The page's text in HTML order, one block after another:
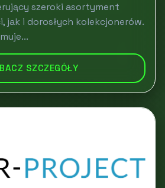
szeroki asortyment
jak i dorosłych kolekcjonerów.
SZCZEGÓŁY